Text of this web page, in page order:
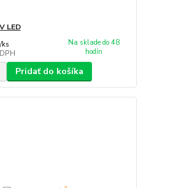
LED
/ks
Na sklade do 48
hodín
Pridať do košíka